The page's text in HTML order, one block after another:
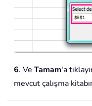
6. Ve Tamam'a
mevcut çalışma